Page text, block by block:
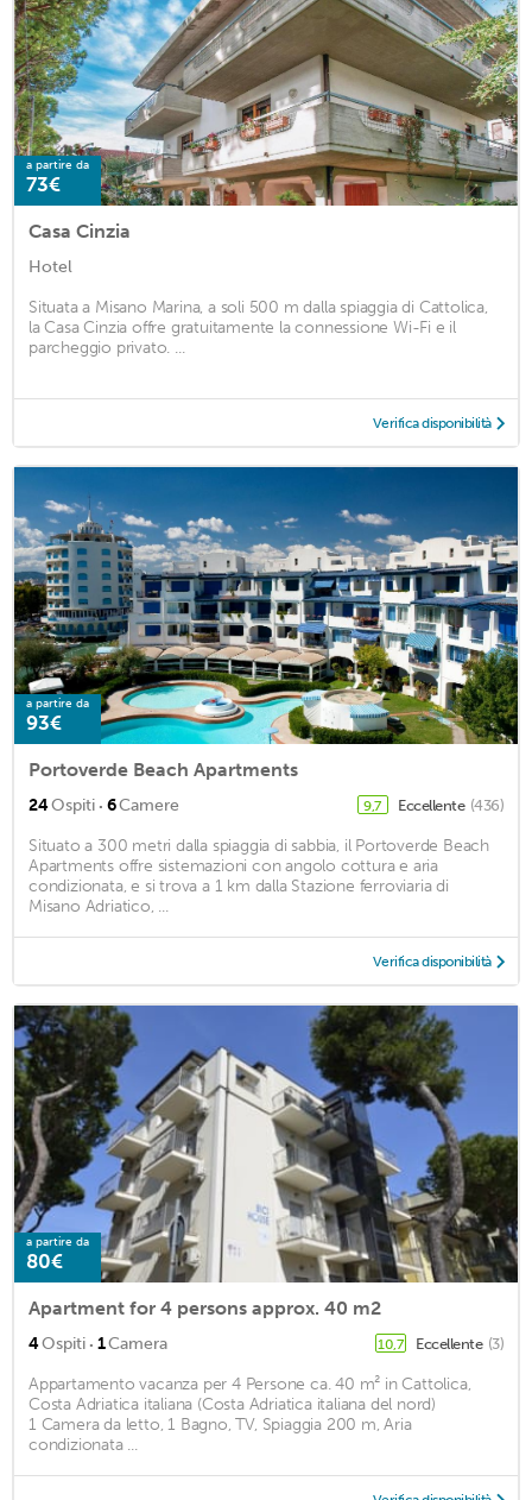
a partire da
73€
Casa Cinzia
Hotel
Situata a Misano Marina, a soli 500 m dalla spiaggia di Cattolica,
la Casa Cinzia offre gratuitamente la connessione Wi-Fi e il
parcheggio privato. ...
Verifica disponibilità
a partire da
93€
Portoverde Beach Apartments
24Ospiti · 6Camere 9,7 Eccellente (436)
Situato a 300 metri dalla spiaggia di sabbia, il Portoverde Beach
Apartments offre sistemazioni con angolo cottura e aria
condizionata, e si trova a 1 km dalla Stazione ferroviaria di
Misano Adriatico, ...
Verifica disponibilità
a partire da
80€
Apartment for 4 persons approx. 40 m2
4Ospiti · 1Camera 10,7 Eccellente (3)
Appartamento vacanza per 4 Persone ca. 40 m² in Cattolica,
Costa Adriatica italiana (Costa Adriatica italiana del nord)
1 Camera da letto, 1 Bagno, TV, Spiaggia 200 m, Aria
condizionata ...